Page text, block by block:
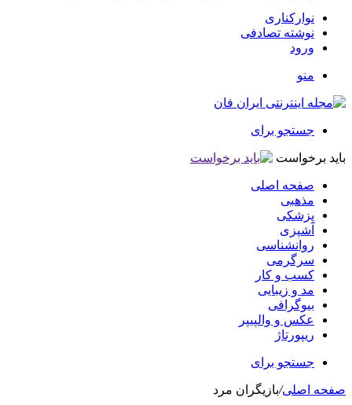
نوارکناری
نوشته تصادفی
ورود
منو
جستجو برای
باید برخواست
صفحه اصلی
مذهبی
پزشکی
آشپزی
روانشناسی
سرگرمی
کسب و کار
مد و زیبایی
بیوگرافی
عکس و والپیپر
ریپورتاژ
جستجو برای
صفحه اصلی/بازیگران مرد